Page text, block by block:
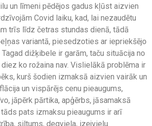
un līmeni pēdējos gadus kļūst aizvien
Covid laiku, kad, lai nezaudētu
trīs līdz četras stundas dienā, tādā
variantā, piesedzoties ar iepriekšējo
dižķibele ir garām, taču situācija no
ko rožaina nav. Vislielākā problēma ir
kurš šodien izmaksā aizvien vairāk un
un vispārējs cenu pieaugums,
jāpērk pārtika, apģērbs, jāsamaksā
pats izmaksu pieaugums ir arī
siltums, degviela, izejvielu